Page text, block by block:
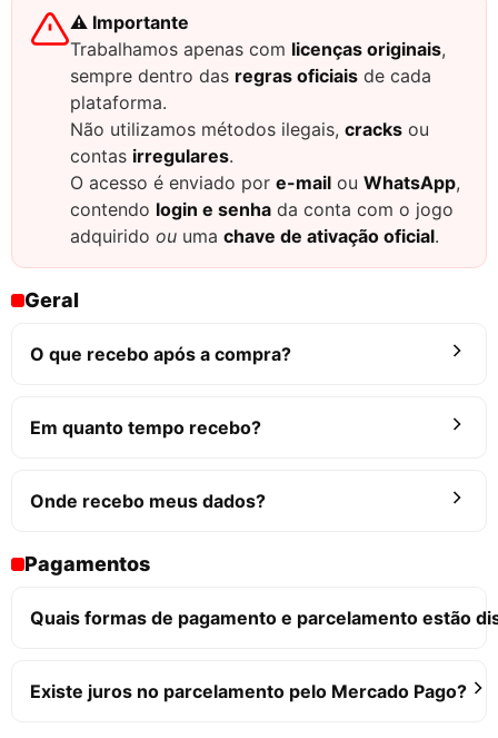
⚠️ Importante
Trabalhamos apenas com licenças originais,
sempre dentro das regras oficiais de cada
plataforma.
Não utilizamos métodos ilegais, cracks ou
contas irregulares.
O acesso é enviado por e-mail ou WhatsApp,
contendo login e senha da conta com o jogo
adquirido ou uma chave de ativação oficial.
Geral
O que recebo após a compra?
Em quanto tempo recebo?
Onde recebo meus dados?
Pagamentos
Quais formas de pagamento e parcelamento estão
Existe juros no parcelamento pelo Mercado Pago?